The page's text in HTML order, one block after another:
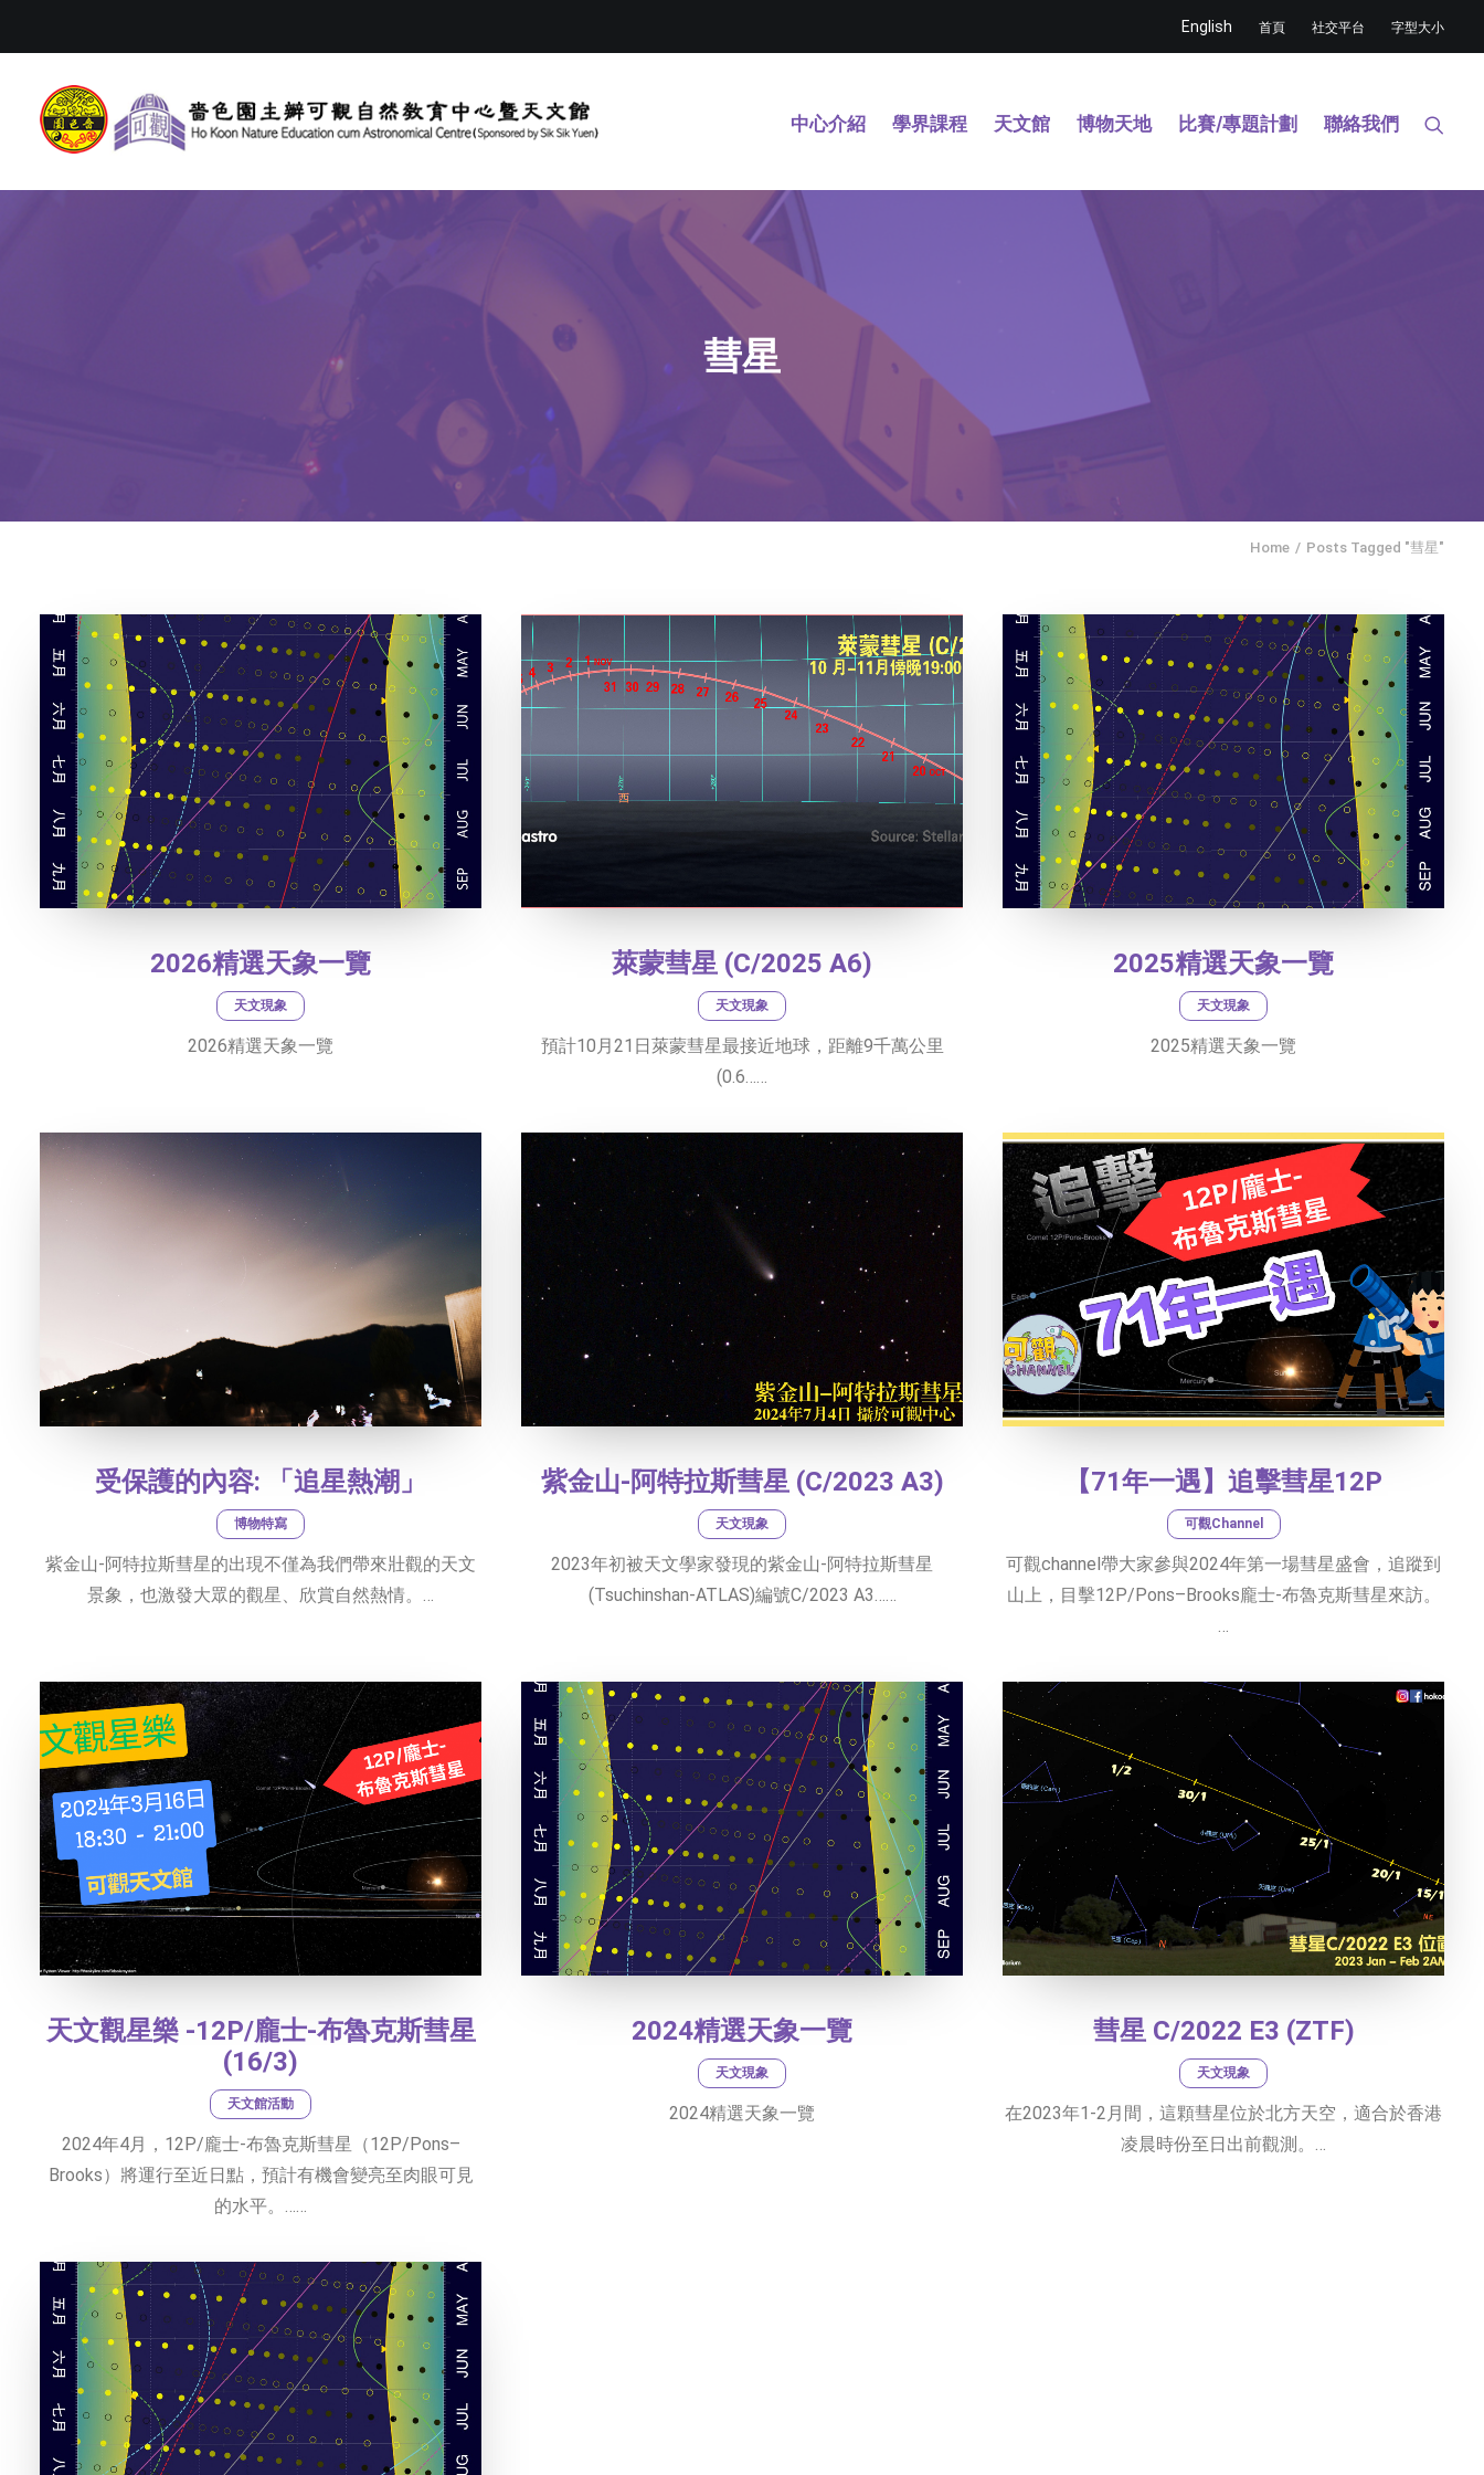
English 首頁 社交平台 字型大小
中心介紹 學界課程 天文館 博物天地 比賽/專題計劃 聯絡我們
彗星
Home Posts Tagged "彗星"
2026精選天象一覽
天文現象
2026精選天象一覽
萊蒙彗星 (C/2025 A6)
天文現象
預計10月21日萊蒙彗星最接近地球，距離9千萬公里
(0.6……
2025精選天象一覽
天文現象
2025精選天象一覽
受保護的內容: 「追星熱潮」
博物特寫
紫金山-阿特拉斯彗星的出現不僅為我們帶來壯觀的天文
景象，也激發大眾的觀星、欣賞自然熱情。…
紫金山-阿特拉斯彗星 (C/2023 A3)
天文現象
2023年初被天文學家發現的紫金山-阿特拉斯彗星
(Tsuchinshan-ATLAS)編號C/2023 A3……
【71年一遇】追擊彗星12P
可觀Channel
可觀channel帶大家參與2024年第一場彗星盛會，追蹤到
山上，目擊12P/Pons–Brooks龐士-布魯克斯彗星來訪。
天文觀星樂 -12P/龐士-布魯克斯彗星
(16/3)
天文館活動
2024年4月，12P/龐士-布魯克斯彗星（12P/Pons–
Brooks）將運行至近日點，預計有機會變亮至肉眼可見
的水平。……
2024精選天象一覽
天文現象
2024精選天象一覽
彗星 C/2022 E3 (ZTF)
天文現象
在2023年1-2月間，這顆彗星位於北方天空，適合於香港
凌晨時份至日出前觀測。…